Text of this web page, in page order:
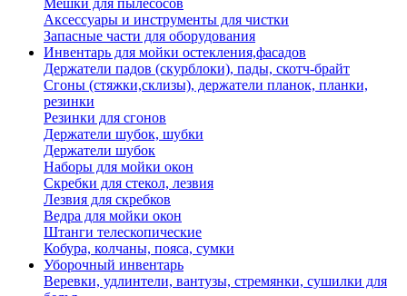
Мешки для пылесосов
Аксессуары и инструменты для чистки
Запасные части для оборудования
Инвентарь для мойки остекления,фасадов
Держатели падов (скурблоки), пады, скотч-брайт
Сгоны (стяжки,склизы), держатели планок, планки,
резинки
Резинки для сгонов
Держатели шубок, шубки
Держатели шубок
Наборы для мойки окон
Скребки для стекол, лезвия
Лезвия для скребков
Ведра для мойки окон
Штанги телескопические
Кобура, колчаны, пояса, сумки
Уборочный инвентарь
Веревки, удлинтели, вантузы, стремянки, сушилки для